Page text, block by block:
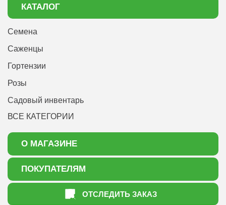
КАТАЛОГ
Семена
Саженцы
Гортензии
Розы
Садовый инвентарь
ВСЕ КАТЕГОРИИ
О МАГАЗИНЕ
О нас
Акции
ПОКУПАТЕЛЯМ
Как оформить заказ
ОТСЛЕДИТЬ ЗАКАЗ